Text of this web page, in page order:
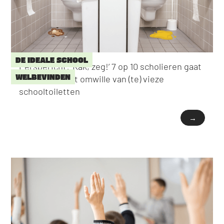
DE IDEALE SCHOOL
WELBEVINDEN
Persbericht: ‘Kak, zeg!’ 7 op 10 scholieren gaat
niet naar toilet omwille van (te) vieze
schooltoiletten
→